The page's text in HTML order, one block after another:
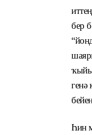
бер
генә
Һин